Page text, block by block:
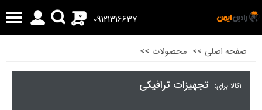
09121316637
0
صفحه اصلی >> محصولات >>
1کالا برای: تجهیزات ترافیکی